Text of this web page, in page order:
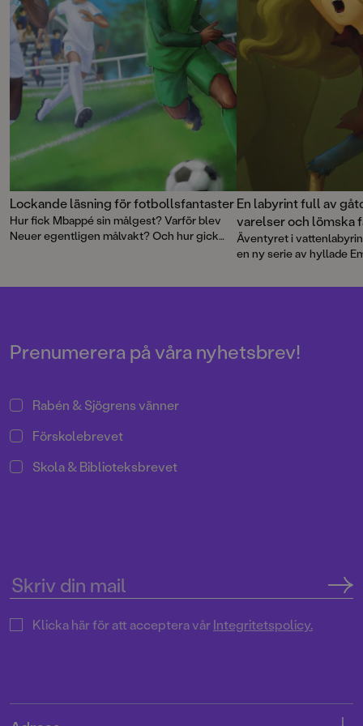
Ronaldo (den
tröjnummer och
var på stenhårt
ordnat av hans
det verkligen så
klart. ”Nja, det kan
pappa med en
annorlunda och
med kärlek till
spännande
kan få nog av
bygger på
skönlitterära, och
illustrerad med
realistisk stil.
Lockande läsning för fotbollsfantaster
Hur fick Mbappé sin målgest? Varför blev
Neuer egentligen målvakt? Och hur gick
En labyrint full av
varelser och lömska
Äventyret i
en ny serie av hyllade
sin barnboksdebut. En
Prenumerera på våra nyhetsbrev!
Rabén & Sjögrens vänner
Förskolebrevet
Skola & Biblioteksbrevet
Klicka här för att acceptera vårIntegritetspolicy.